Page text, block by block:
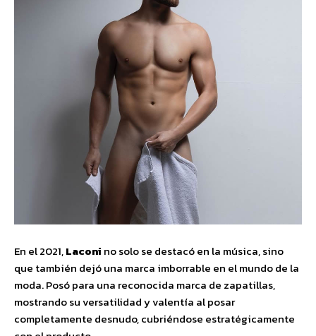
En el 2021,Laconi no solo se destacó en la música, sino
que también dejó una marca imborrable en el mundo de la
moda. Posó para una reconocida marca de zapatillas,
mostrando su versatilidad y valentía al posar
completamente desnudo, cubriéndose estratégicamente